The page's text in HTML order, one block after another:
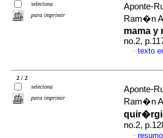
seleciona
para imprimir
Aponte-
Ram�n
mama y
no.2,
· texto
2 / 2
seleciona
para imprimir
Aponte-
Ram�n
no.2,
·